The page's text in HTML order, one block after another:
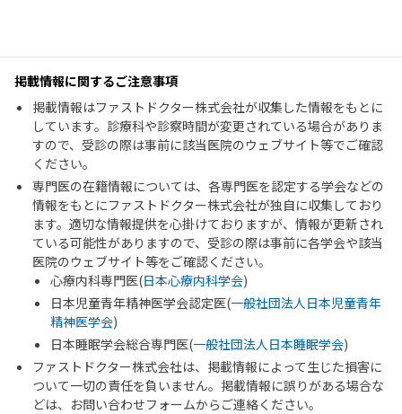
掲載情報に関するご注意事項
掲載情報はファストドクター株式会社が収集した情報をもとに
しています。診療科や診察時間が変更されている場合がありま
すので、受診の際は事前に該当医院のウェブサイト等でご確認
ください。
専門医の在籍情報については、各専門医を認定する学会などの
情報をもとにファストドクター株式会社が独自に収集しており
ます。適切な情報提供を心掛けておりますが、情報が更新され
ている可能性がありますので、受診の際は事前に各学会や該当
医院のウェブサイト等をご確認ください。
心療内科専門医(日本心療内科学会)
日本児童青年精神医学会認定医(一般社団法人日本児童青年
精神医学会)
日本睡眠学会総合専門医(一般社団法人日本睡眠学会)
ファストドクター株式会社は、掲載情報によって生じた損害に
ついて一切の責任を負いません。掲載情報に誤りがある場合な
どは、お問い合わせフォームからご連絡ください。